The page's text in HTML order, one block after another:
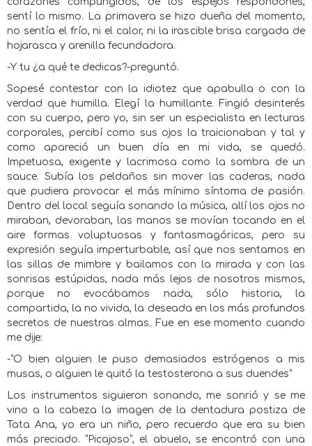
sentí lo mismo. La primavera se hizo dueña del momento,
no sentía el frío, ni el calor, ni la irascible brisa cargada de
hojarasca y arenilla fecundadora.
-Y tu ¿a qué te dedicas?-preguntó.
Sopesé contestar con la idiotez que apabulla o con la
verdad que humilla. Elegí la humillante. Fingió desinterés
con su cuerpo, pero yo, sin ser un especialista en lecturas
corporales, percibí como sus ojos la traicionaban y tal y
como apareció un buen día en mi vida, se quedó.
Impetuosa, exigente y lacrimosa como la sombra de un
sauce. Subía los peldaños sin mover las caderas, nada
que pudiera provocar el más mínimo síntoma de pasión.
Dentro del local seguía sonando la música, allí los ojos no
miraban, devoraban, las manos se movían tocando en el
aire formas voluptuosas y fantasmagóricas, pero su
expresión seguía imperturbable, así que nos sentamos en
las sillas de mimbre y bailamos con la mirada y con las
sonrisas estúpidas, nada más lejos de nosotros mismos,
porque no evocábamos nada, sólo historia, la
compartida, la no vivida, la deseada en los más profundos
secretos de nuestras almas. Fue en ese momento cuando
me dije:
-“O bien alguien le puso demasiados estrógenos a mis
musas, o alguien le quitó la testosterona a sus duendes”
Los instrumentos siguieron sonando, me sonrió y se me
vino a la cabeza la imagen de la dentadura postiza de
Tata Ana, yo era un niño, pero recuerdo que era su bien
más preciado. “Picajoso”, el abuelo, se encontró con una